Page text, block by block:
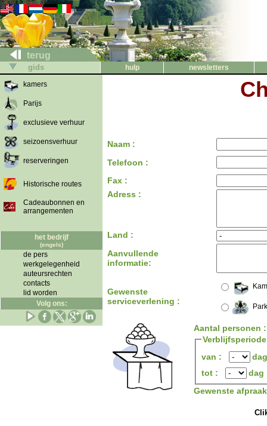
terug
gids hulp
newsletters
kamers
Parijs
exclusieve verhuur
seizoensverhuur
reserveringen
Historische routes
Cadeaubonnen en
arrangementen
het bedrijf
(engels)
de pers
werkgelegenheid
auteursrechten
contacts
lid worden
Volg ons:
Naam :
Telefoon :
Fax :
Adress :
Land :
Aanvullende
informatie:
Gewenste
serviceverlening :
Aantal personen
Verblijfsperiode
van :
dag
tot :
dag
Gewenste